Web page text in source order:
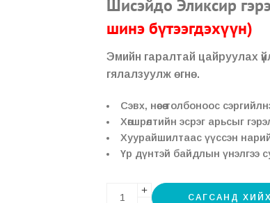
Шисэйдо Эликсир
шинэ бүтээгдэхүүн)
Эмийн гаралтай цайруулах
гялалзуулж өгнө.
Сэвх, нөсөө толбоноос
Хөгшрөлтийн эсрэг арьсыг
Хуурайшилтаас үүссэн
Үр дүнтэй байдлын үнэлгээ
САГСАНД ХИЙХ